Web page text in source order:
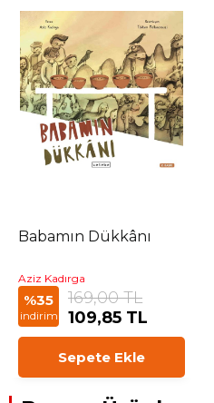
Babamın Dükkânı
Aziz Kadırga
%35
indirim
169,00 TL
109,85 TL
Sepete Ekle